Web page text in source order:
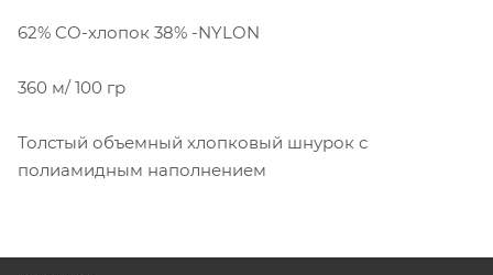
62% CO-хлопок 38% -NYLON
360 м/ 100 гр
Толстый объемный хлопковый шнурок с
полиамидным наполнением